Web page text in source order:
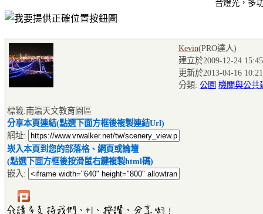
合燈光，多
Kevin(PRO達人)
建立於2009-12-24
更新於2013-04-16
分類: 公園 機關與公共
標籤:南瀛天文教育園區
分享本頁連結(點選下面方框後複製連結Url)
網址:
崁入本頁到您的部落格、網頁或論壇
(點選下面方框後按滑鼠右鍵複製html碼)
嵌入: